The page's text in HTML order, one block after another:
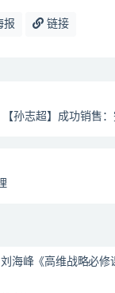
报 链接
【孙志超】成功销售
刘海峰《高维战略必修